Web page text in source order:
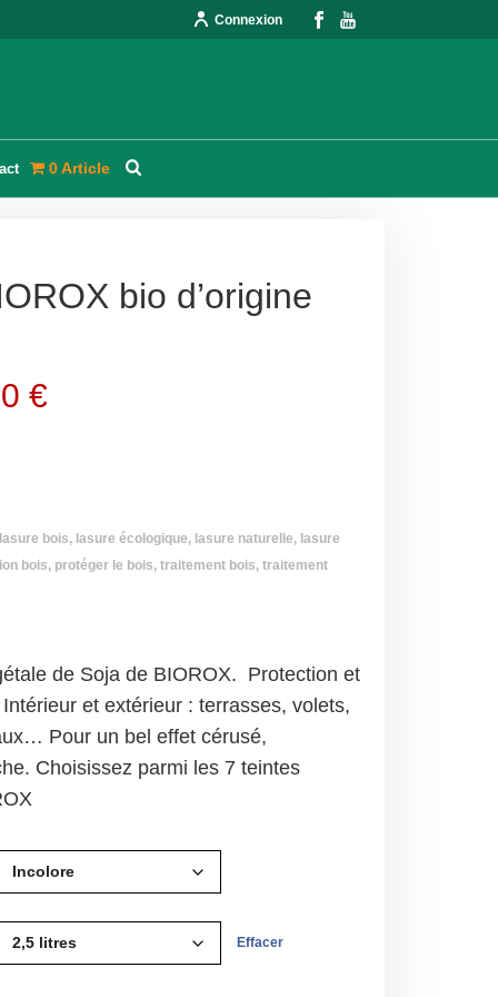
Connexion
0 Article
bio d’origine
€
lasure bois, lasure écologique, lasure naturelle, lasure
bois, protéger le bois, traitement bois, traitement
de Soja de BIOROX. Protection et
et extérieur : terrasses, volets,
Pour un bel effet cérusé,
Choisissez parmi les 7 teintes
Effacer